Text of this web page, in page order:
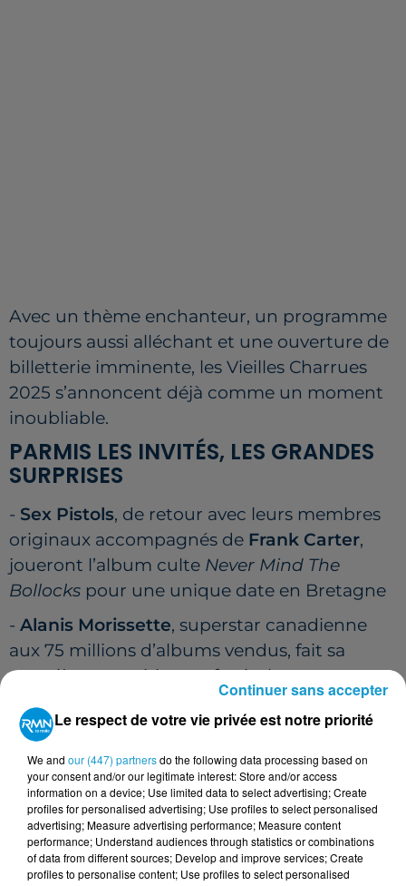
Avec un thème enchanteur, un programme
toujours aussi alléchant et une ouverture de
billetterie imminente, les Vieilles Charrues
2025 s’annoncent déjà comme un moment
inoubliable.
PARMIS LES INVITÉS, LES GRANDES
SURPRISES
- Sex Pistols, de retour avec leurs membres
originaux accompagnés de Frank Carter,
joueront l’album culte Never Mind The
Bollocks pour une unique date en Bretagne
- Alanis Morissette, superstar canadienne
aux 75 millions d’albums vendus, fait sa
première apparition au festival.
Le respect de votre vie privée est notre priorité
We and our (447) partnersdo the following data processing based on
your consent and/or our legitimate interest: Store and/or access
information on a device; Use limited data to select advertising; Create
profiles for personalised advertising; Use profiles to select personalised
advertising; Measure advertising performance; Measure content
performance; Understand audiences through statistics or combinations
of data from different sources; Develop and improve services; Create
profiles to personalise content; Use profiles to select personalised
Continuer sans accepter